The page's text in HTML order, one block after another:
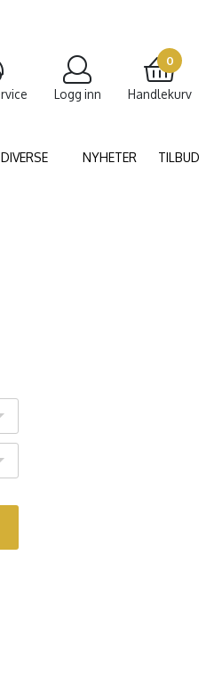
Logg inn
0
Handlekurv
NYHETER TILBUD